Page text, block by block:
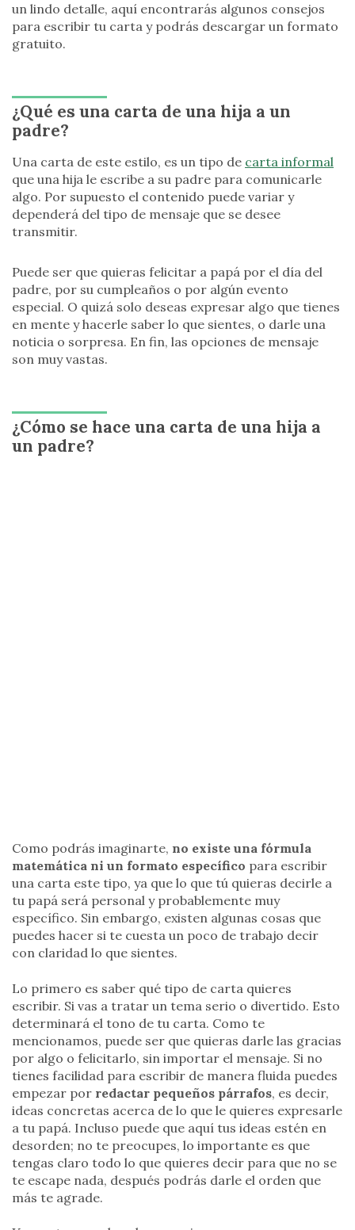
un lindo detalle, aquí encontrarás algunos consejos
para escribir tu carta y podrás descargar un formato
gratuito.
¿Qué es una carta de una hija a un
padre?
Una carta de este estilo, es un tipo de carta informal
que una hija le escribe a su padre para comunicarle
algo. Por supuesto el contenido puede variar y
dependerá del tipo de mensaje que se desee
transmitir.
Puede ser que quieras felicitar a papá por el día del
padre, por su cumpleaños o por algún evento
especial. O quizá solo deseas expresar algo que tienes
en mente y hacerle saber lo que sientes, o darle una
noticia o sorpresa. En fin, las opciones de mensaje
son muy vastas.
¿Cómo se hace una carta de una hija a
un padre?
Como podrás imaginarte, no existe una fórmula
matemática ni un formato específico para escribir
una carta este tipo, ya que lo que tú quieras decirle a
tu papá será personal y probablemente muy
específico. Sin embargo, existen algunas cosas que
puedes hacer si te cuesta un poco de trabajo decir
con claridad lo que sientes.
Lo primero es saber qué tipo de carta quieres
escribir. Si vas a tratar un tema serio o divertido. Esto
determinará el tono de tu carta. Como te
mencionamos, puede ser que quieras darle las gracias
por algo o felicitarlo, sin importar el mensaje. Si no
tienes facilidad para escribir de manera fluida puedes
empezar por redactar pequeños párrafos, es decir,
ideas concretas acerca de lo que le quieres expresarle
a tu papá. Incluso puede que aquí tus ideas estén en
desorden; no te preocupes, lo importante es que
tengas claro todo lo que quieres decir para que no se
te escape nada, después podrás darle el orden que
más te agrade.